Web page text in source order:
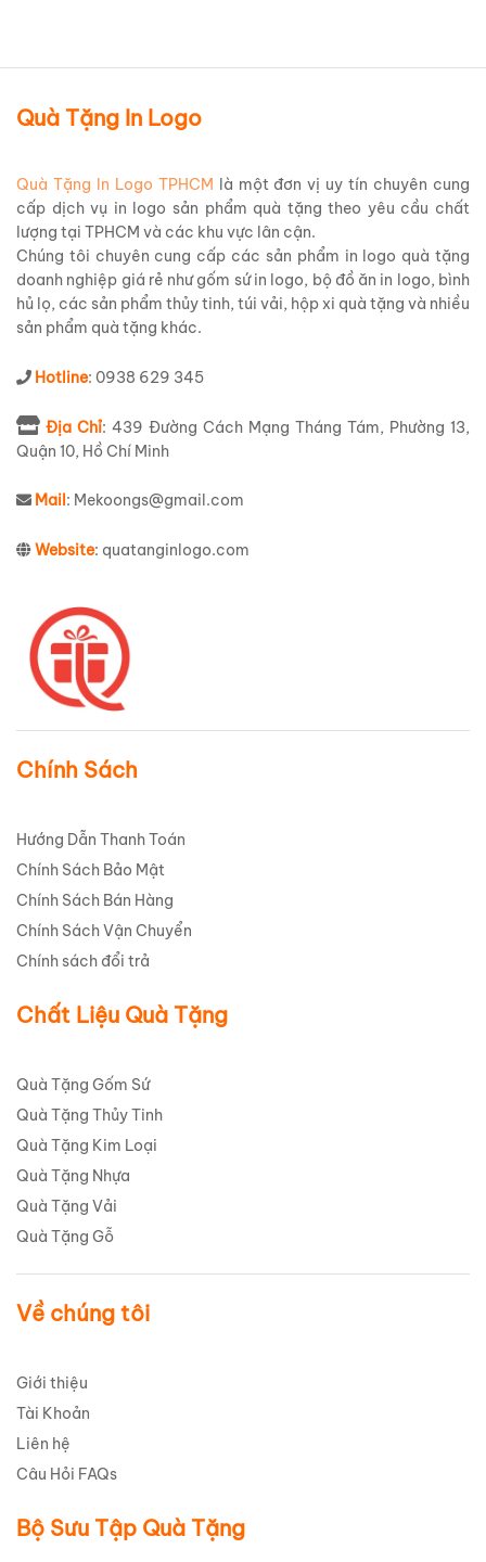
Quà Tặng In Logo
Quà Tặng In Logo TPHCM là một đơn vị uy tín chuyên cung
cấp dịch vụ in logo sản phẩm quà tặng theo yêu cầu chất
lượng tại TPHCM và các khu vực lân cận.
Chúng tôi chuyên cung cấp các sản phẩm in logo quà tặng
doanh nghiệp giá rẻ như gốm sứ in logo, bộ đồ ăn in logo, bình
hủ lọ, các sản phẩm thủy tinh, túi vải, hộp xi quà tặng và nhiều
sản phẩm quà tặng khác.
Hotline: 0938 629 345
Địa Chỉ: 439 Đường Cách Mạng Tháng Tám, Phường 13,
Quận 10, Hồ Chí Minh
Mail : Mekoongs@gmail.com
Website: quatanginlogo.com
Chính Sách
Hướng Dẫn Thanh Toán
Chính Sách Bảo Mật
Chính Sách Bán Hàng
Chính Sách Vận Chuyển
Chính sách đổi trả
Chất Liệu Quà Tặng
Quà Tặng Gốm Sứ
Quà Tặng Thủy Tinh
Quà Tặng Kim Loại
Quà Tặng Nhựa
Quà Tặng Vải
Quà Tặng Gỗ
Về chúng tôi
Giới thiệu
Tài Khoản
Liên hệ
Câu Hỏi FAQs
Bộ Sưu Tập Quà Tặng